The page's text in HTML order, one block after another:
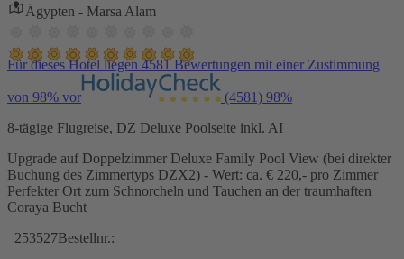
Ägypten - Marsa Alam
Für dieses Hotel liegen 4581 Bewertungen mit einer Zustimmung
von 98% vor (4581) 98%
8-tägige Flugreise, DZ Deluxe Poolseite inkl. AI
Upgrade auf Doppelzimmer Deluxe Family Pool View (bei direkter
Buchung des Zimmertyps DZX2) - Wert: ca. € 220,- pro Zimmer
Perfekter Ort zum Schnorcheln und Tauchen an der traumhaften
Coraya Bucht
253527Bestellnr.: